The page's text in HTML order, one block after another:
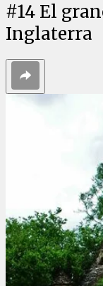
#14 El
Inglaterra